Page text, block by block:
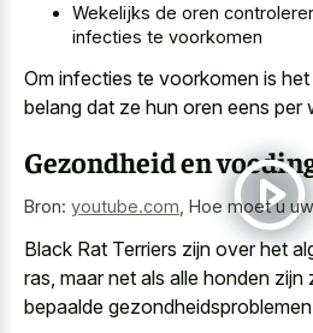
Wekelijks de oren
infecties te voorkomen
Om infecties te voorkomen is
belang dat ze hun oren eens per
Gezondheid en
Bron: youtube.com Hoe moet u
Black Rat Terriers zijn over het
ras, maar net als alle honden
bepaalde